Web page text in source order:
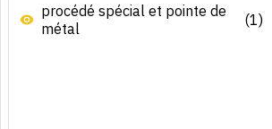
procédé spécial et pointe de
métal
(1)